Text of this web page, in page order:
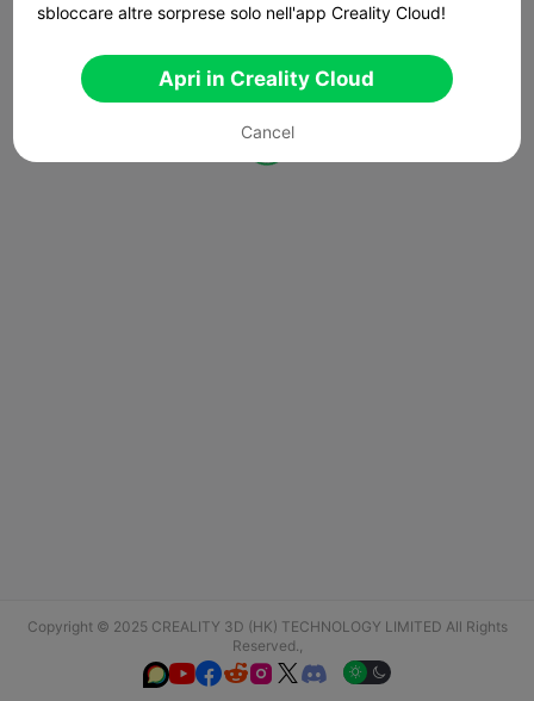
Copyright © 2025 CREALITY 3D (HK) TECHNOLOGY LIMITED All Rights
Reserved.,
  
sbloccare altre sorprese solo nell'app Creality Cloud!
Apri in Creality Cloud
Cancel